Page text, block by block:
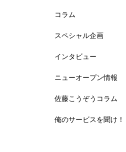
コラム
スペシャル企画
インタビュー
ニューオープン情報
佐藤こうぞうコラム
俺のサービスを聞け！